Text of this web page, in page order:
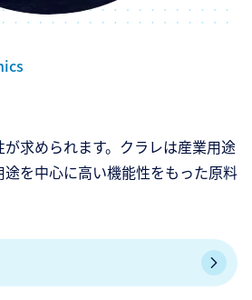
求められます。クラレは産業用途
を中心に高い機能性をもった原料